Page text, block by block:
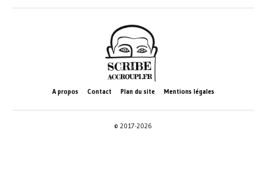
A propos Contact Plan du site Mentions légales
© 2017-2026